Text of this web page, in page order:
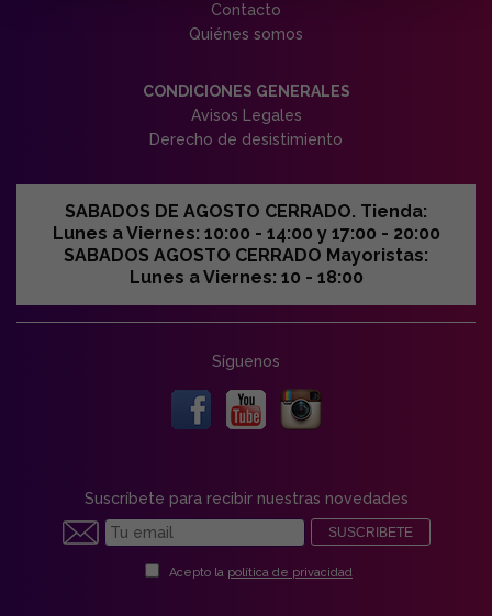
Contacto
Quiénes somos
CONDICIONES GENERALES
Avisos Legales
Derecho de desistimiento
SABADOS DE AGOSTO CERRADO. Tienda:
Lunes a Viernes: 10:00 - 14:00 y 17:00 - 20:00
SABADOS AGOSTO CERRADO Mayoristas:
Lunes a Viernes: 10 - 18:00
Síguenos
Suscríbete para recibir nuestras novedades
SUSCRIBETE
Acepto la política de privacidad